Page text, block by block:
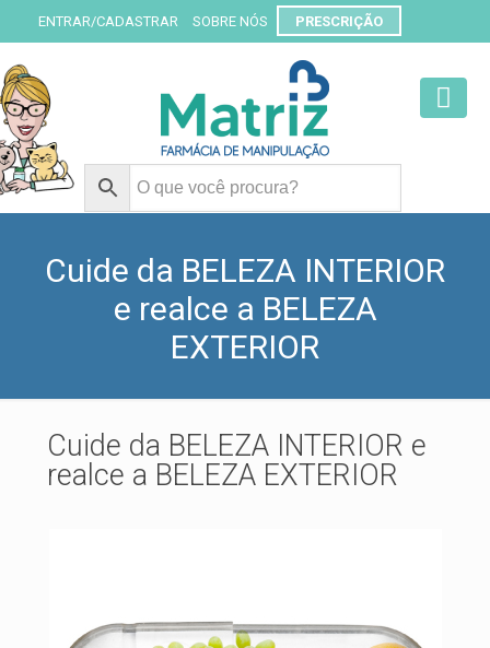
ENTRAR/CADASTRAR SOBRE NÓS PRESCRIÇÃO
Cuide da BELEZA INTERIOR
e realce a BELEZA
EXTERIOR
Cuide da BELEZA INTERIOR e
realce a BELEZA EXTERIOR